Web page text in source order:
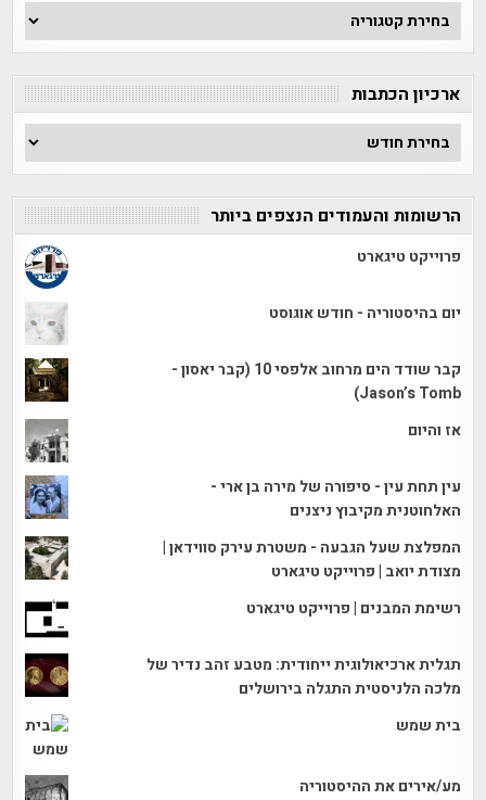
חפש
לפי
ארכיון הכתבות
ארכיון
הכתבות
הרשומות והעמודים הנצפים ביותר
פרוייקט טיגארט
יום בהיסטוריה - חודש אוגוסט
קבר שודד הים מרחוב אלפסי 10 (קבר יאסון -
Jason’s Tomb)
אז והיום
עין תחת עין - סיפורה של מירה בן ארי -
האלחוטנית מקיבוץ ניצנים
המפלצת שעל הגבעה - משטרת עירק סווידאן |
מצודת יואב | פרוייקט טיגארט
רשימת המבנים | פרוייקט טיגארט
תגלית ארכיאולוגית ייחודית: מטבע זהב נדיר של
מלכה הלניסטית התגלה בירושלים
בית שמש
מע/אירים את ההיסטוריה